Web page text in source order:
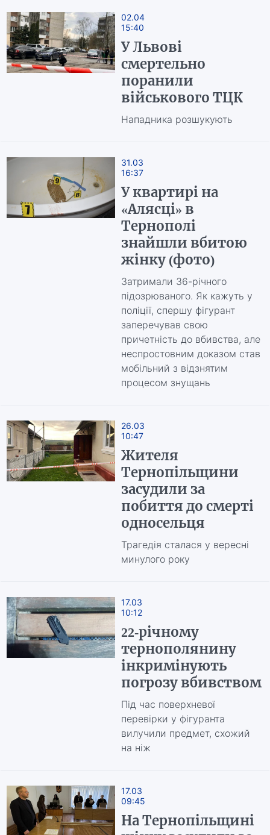
02.04
15:40
У Львові
смертельно
поранили
військового ТЦК
Нападника розшукують
31.03
16:37
У квартирі на
«Алясці» в
Тернополі
знайшли вбитою
жінку (фото)
Затримали 36-річного
підозрюваного. Як кажуть у
поліції, спершу фігурант
заперечував свою
причетність до вбивства, але
неспростовним доказом став
мобільний з відзнятим
процесом знущань
26.03
10:47
Жителя
Тернопільщини
засудили за
побиття до смерті
односельця
Трагедія сталася у вересні
минулого року
17.03
10:12
22-річному
тернополянину
інкримінують
погрозу вбивством
Під час поверхневої
перевірки у фігуранта
вилучили предмет, схожий
на ніж
17.03
09:45
На Тернопільщині